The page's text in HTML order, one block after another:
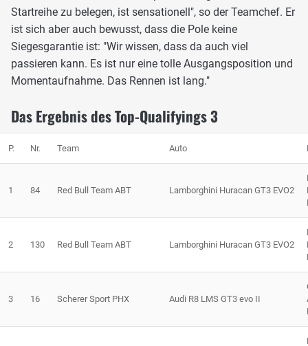
Startreihe zu belegen, ist sensationell", so der Teamchef. Er
ist sich aber auch bewusst, dass die Pole keine
Siegesgarantie ist: "Wir wissen, dass da auch viel
passieren kann. Es ist nur eine tolle Ausgangsposition und
Momentaufnahme. Das Rennen ist lang."
Das Ergebnis des Top-Qualifyings 3
P. Nr. Team Auto
1 84 Red Bull Team ABT Lamborghini Huracan GT3 EVO2
2 130 Red Bull Team ABT Lamborghini Huracan GT3 EVO2
3 16 Scherer Sport PHX Audi R8 LMS GT3 evo II